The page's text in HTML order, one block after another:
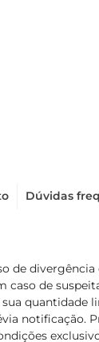
Dúvidas
de
caso de
quantidade
notificação.